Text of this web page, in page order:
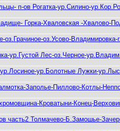
п-ов Рогатка-ур.Силино-
Горка-Хваловская -Хвалово-
оз.Грачиное-оз.Усово-
ур.Густой Лес-оз.Черное-
ур.Болотные Лужки-
Заполье-Пиллово-Котлы-
Кроватыни-Конец-
часть2 Толмачево-Б.Замошье-